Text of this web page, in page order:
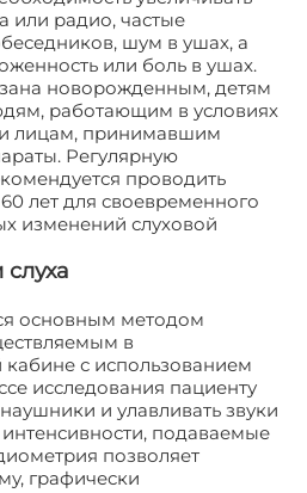
или радио, частые
шум в ушах, а
или боль в ушах.
новорожденным, детям
работающим в условиях
лицам, принимавшим
Регулярную
проводить
лет для своевременного
изменений слуховой
основным методом
в
с использованием
исследования пациенту
и улавливать звуки
подаваемые
позволяет
графически